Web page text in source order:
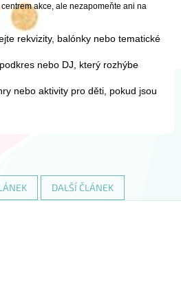
akce, ale nezapomeňte ani na
rekvizity, balónky nebo tematické
nebo DJ, který rozhýbe
nebo aktivity pro děti, pokud jsou
DALŠÍ ČLÁNEK